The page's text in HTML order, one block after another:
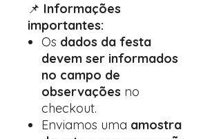
📌 Informações
importantes:
Os dados da festa
devem ser informados
no campo de
observações no
checkout.
Enviamos uma amostra